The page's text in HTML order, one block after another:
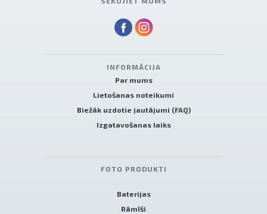
INFORMĀCIJA
Par mums
Lietošanas noteikumi
Biežāk uzdotie jautājumi (FAQ)
Izgatavošanas laiks
FOTO PRODUKTI
Baterijas
Rāmīši